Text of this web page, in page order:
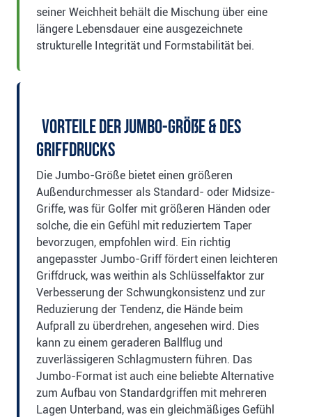
seiner Weichheit behält die Mischung über eine
längere Lebensdauer eine ausgezeichnete
strukturelle Integrität und Formstabilität bei.
Vorteile der Jumbo-Größe & des
Griffdrucks
Die Jumbo-Größe bietet einen größeren
Außendurchmesser als Standard- oder Midsize-
Griffe, was für Golfer mit größeren Händen oder
solche, die ein Gefühl mit reduziertem Taper
bevorzugen, empfohlen wird. Ein richtig
angepasster Jumbo-Griff fördert einen leichteren
Griffdruck, was weithin als Schlüsselfaktor zur
Verbesserung der Schwungkonsistenz und zur
Reduzierung der Tendenz, die Hände beim
Aufprall zu überdrehen, angesehen wird. Dies
kann zu einem geraderen Ballflug und
zuverlässigeren Schlagmustern führen. Das
Jumbo-Format ist auch eine beliebte Alternative
zum Aufbau von Standardgriffen mit mehreren
Lagen Unterband, was ein gleichmäßiges Gefühl